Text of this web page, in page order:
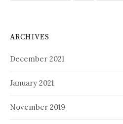
ARCHIVES
December 2021
January 2021
November 2019